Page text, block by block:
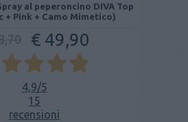
al peperoncino DIVA Top
+ Pink + Camo Mimetico)
€ 49,90
4,9/5
15
recensioni